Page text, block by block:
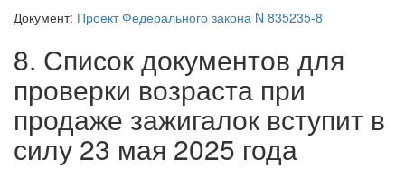
Документ: Проект Федерального закона N 835235-8
8. Список документов для
проверки возраста при
продаже зажигалок вступит в
силу 23 мая 2025 года